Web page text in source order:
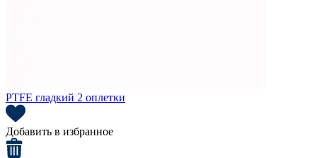
PTFE гладкий 2 оплетки
Добавить в избранное